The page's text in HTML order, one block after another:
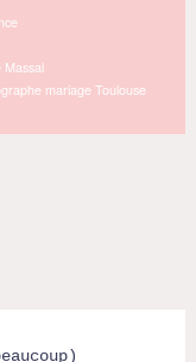
Massal
mariage Toulouse